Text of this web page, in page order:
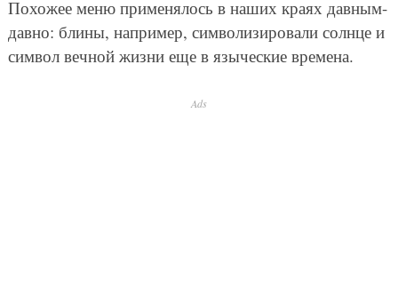
Похожее меню применялось в наших краях давным-
давно: блины, например, символизировали солнце и
символ вечной жизни еще в языческие времена.
Ads